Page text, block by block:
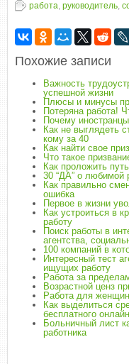
работа, руководитель,
Похожие записи
Важность
успешной жизни
Плюсы и минусы
Потеряна работа!
Почему
Как не выглядеть
кому за 40
Как найти свое
Что такое
Как проложить
30 “ДА” о любимой
Как правильно
ошибка
Первое в жизни
Как устроиться в
работу
Поиск работы в
агентства,
100 компаний в
Интересный тест
ищущих работу
Работа за
Возрастной ценз
Работа для
Как выделиться
бесплатного
Больничный лист
работника